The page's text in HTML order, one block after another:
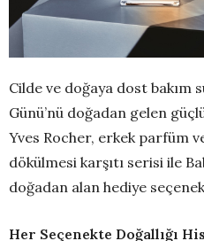
Cilde ve doğaya dost bakım
Günü’nü doğadan gelen
Yves Rocher, erkek parfüm
dökülmesi karşıtı serisi ile
doğadan alan hediye
Her Seçenekte Doğallığı